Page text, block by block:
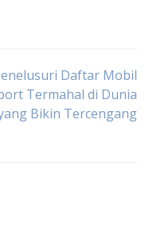
Daftar Mobil
Termahal di Dunia
Bikin Tercengang